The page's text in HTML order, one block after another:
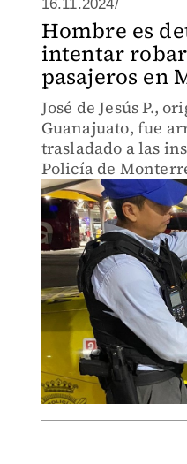
16.11.2024/
Hombre es
intentar
pasajeros en
José de Jesús P.,
Guanajuato, fue
trasladado a las
Policía de